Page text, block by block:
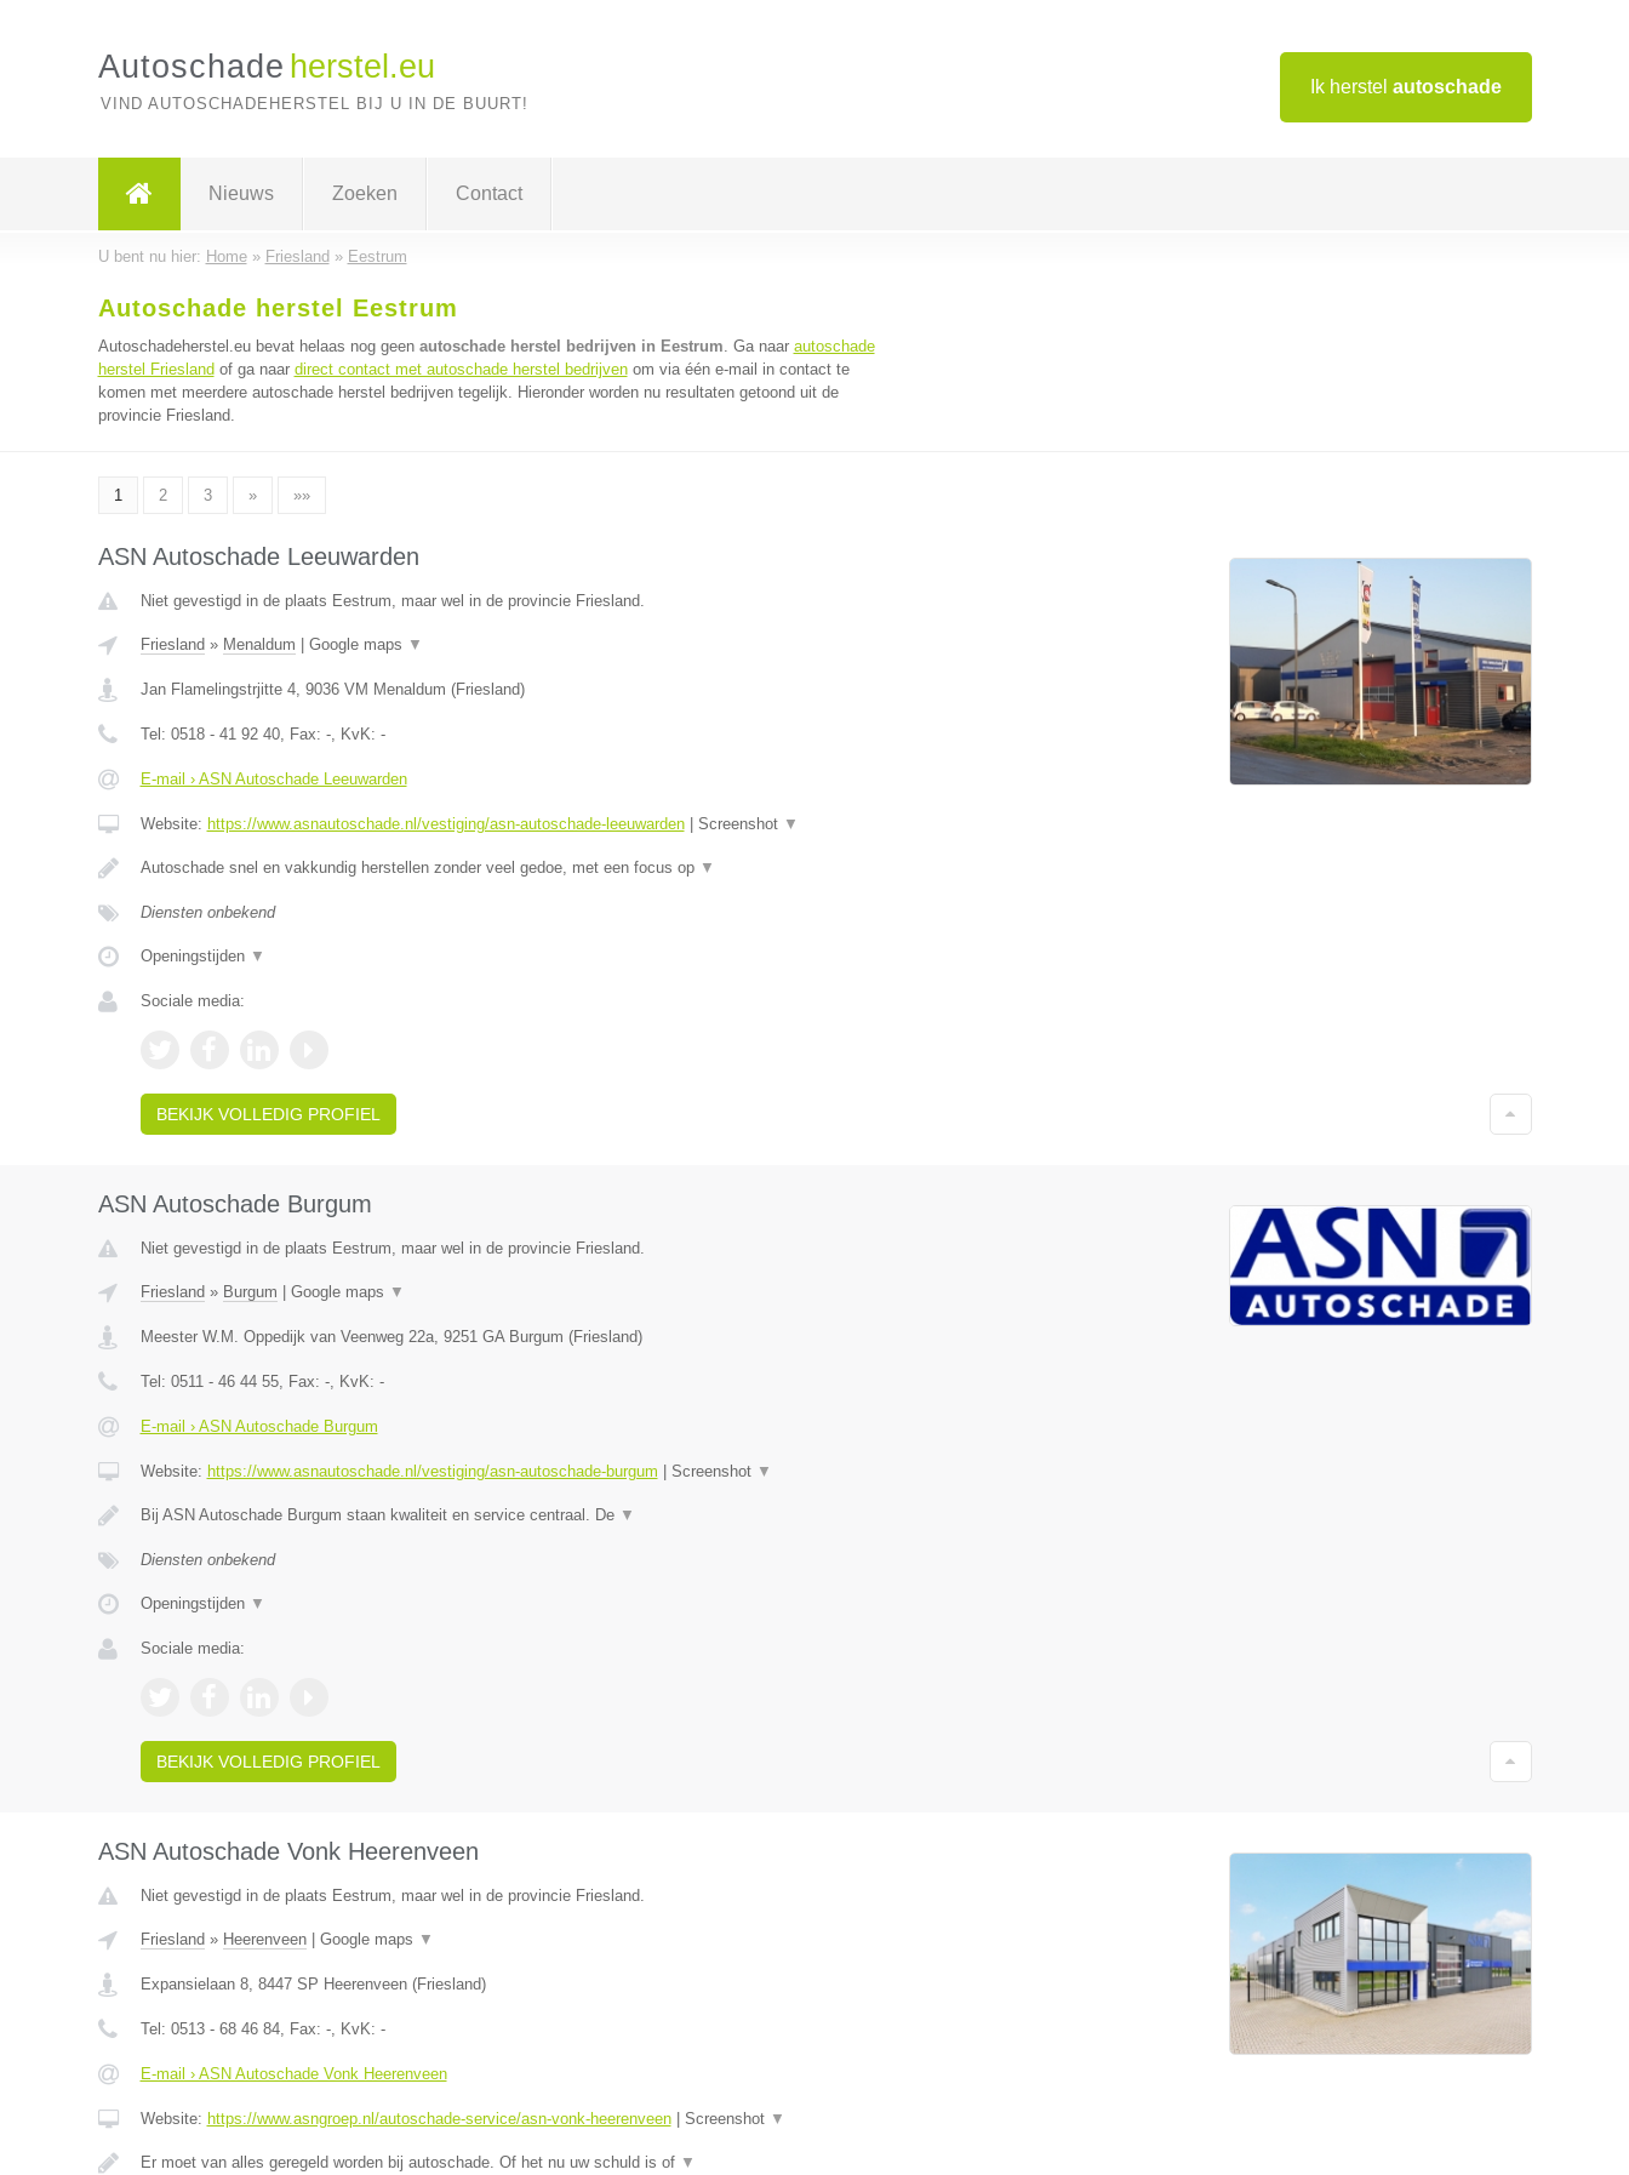
Ik herstel autoschade
Autoschade herstel.eu
VIND AUTOSCHADEHERSTEL BIJ U IN DE BUURT!
Nieuws Zoeken Contact
U bent nu hier: Home» Friesland » Eestrum
Autoschade herstel Eestrum
Autoschadeherstel.eu bevat helaas nog geen autoschade herstel bedrijven in Eestrum. Ga naar autoschade
herstel Friesland of ga naar direct contact met autoschade herstel bedrijvenom via één e-mail in contact te
komen met meerdere autoschade herstel bedrijven tegelijk. Hieronder worden nu resultaten getoond uit de
provincie Friesland.
1 2 3 » »»
ASN Autoschade Leeuwarden
Niet gevestigd in de plaats Eestrum, maar wel in de provincie Friesland.
Friesland » Menaldum Google maps ▼
Jan Flamelingstrjitte 4, 9036 VM Menaldum (Friesland)
Tel: 0518 - 41 92 40, Fax: -, KvK: -
E-mail › ASN Autoschade Leeuwarden
Website: https://www.asnautoschade.nl/vestiging/asn-autoschade-leeuwarden| Screenshot ▼
Autoschade snel en vakkundig herstellen zonder veel gedoe, met een focus op ▼
Diensten onbekend
Openingstijden ▼
Sociale media:
BEKIJK VOLLEDIG PROFIEL
ASN Autoschade Burgum
Niet gevestigd in de plaats Eestrum, maar wel in de provincie Friesland.
Friesland » Burgum Google maps ▼
Meester W.M. Oppedijk van Veenweg 22a, 9251 GA Burgum (Friesland)
Tel: 0511 - 46 44 55, Fax: -, KvK: -
E-mail › ASN Autoschade Burgum
Website: https://www.asnautoschade.nl/vestiging/asn-autoschade-burgum Screenshot ▼
Bij ASN Autoschade Burgum staan kwaliteit en service centraal. De ▼
Diensten onbekend
Openingstijden ▼
Sociale media:
BEKIJK VOLLEDIG PROFIEL
ASN Autoschade Vonk Heerenveen
Niet gevestigd in de plaats Eestrum, maar wel in de provincie Friesland.
Friesland » Heerenveen| Google maps ▼
Expansielaan 8, 8447 SP Heerenveen(Friesland)
Tel: 0513 - 68 46 84, Fax: -, KvK: -
E-mail › ASN Autoschade Vonk Heerenveen
Website: https://www.asngroep.nl/autoschade-service/asn-vonk-heerenveen| Screenshot ▼
Er moet van alles geregeld worden bij autoschade. Of het nu uw schuld is of ▼